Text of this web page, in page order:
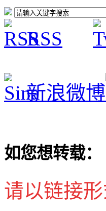
RSS
新浪微博
如您想转载：
请以链接